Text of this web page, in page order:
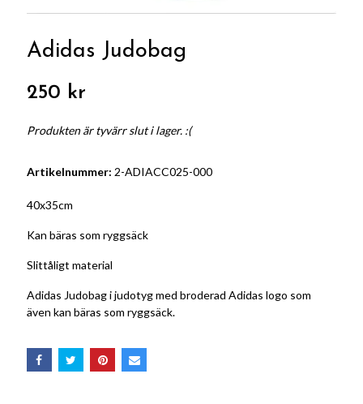
Adidas Judobag
250 kr
Produkten är tyvärr slut i lager. :(
Artikelnummer: 2-ADIACC025-000
40x35cm
Kan bäras som ryggsäck
Slittåligt material
Adidas Judobag i judotyg med broderad Adidas logo som
även kan bäras som ryggsäck.